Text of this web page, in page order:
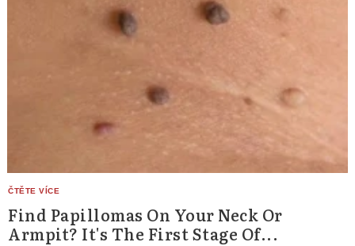
Find Papillomas On Your Neck Or
Armpit? It's The First Stage Of...